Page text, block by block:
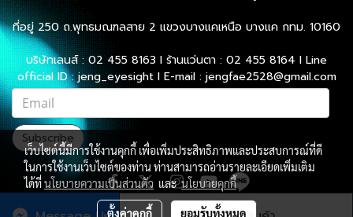
ที่อยู่ 250 ถ.พุทธมณฑลสาย 2 แขวงบางแคเหนือ บางแค กทม. 10160
บริษัทเลนส์ : 02 455 8163 l ร้านแว่นตา : 02 455 8164 l Line
official ID : jeng_eyesight l E-mail : jengfae2528@gmail.com
Subscribe
เว็บไซต์นี้มีการใช้งานคุกกี้ เพื่อเพิ่มประสิทธิภาพและประสบการณ์ที่ดี
ในการใช้งานเว็บไซต์ของท่าน ท่านสามารถอ่านรายละเอียดเพิ่มเติม
ได้ที่นโยบายความเป็นส่วนตัว และนโยบายคุกกี้
ตั้งค่าคุกกี้ ยอมรับทั้งหมด